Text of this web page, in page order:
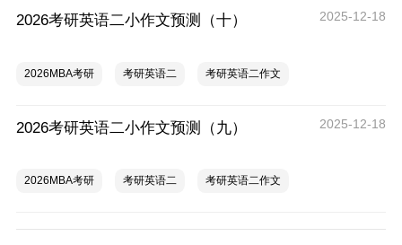
2026考研英语二小作文预测（十） 2025-12-18
2026MBA考研 考研英语二 考研英语二作文
2026考研英语二小作文预测（九） 2025-12-18
2026MBA考研 考研英语二 考研英语二作文